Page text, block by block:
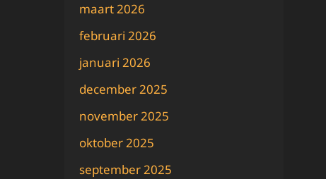
maart 2026
februari 2026
januari 2026
december 2025
november 2025
oktober 2025
september 2025